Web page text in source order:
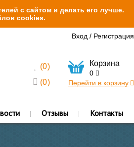
с сайтом и делать его лучше.
cookies.
Вход / Регистрация
(0)
(0)
Корзина
0
Перейти в корзину
Отзывы Контакты